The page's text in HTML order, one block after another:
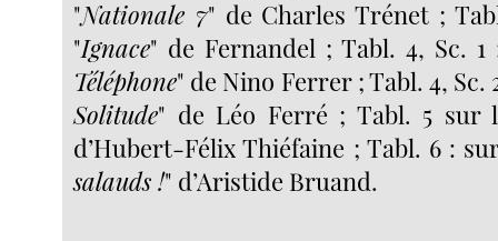
"Nationale 7" de Charles Trénet ;
"Ignace" de Fernandel ; Tabl. 4, Sc.
Téléphone" de Nino Ferrer ; Tabl. 4, Sc.
Solitude" de Léo Ferré ; Tabl. 5 sur
d’Hubert-Félix Thiéfaine ; Tabl. 6 :
salauds !" d’Aristide Bruand.